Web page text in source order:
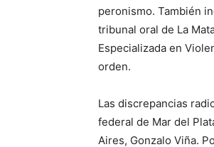
peronismo. También
tribunal oral de La
Especializada en
orden.
Las discrepancias
federal de Mar del
Aires, Gonzalo Viña.